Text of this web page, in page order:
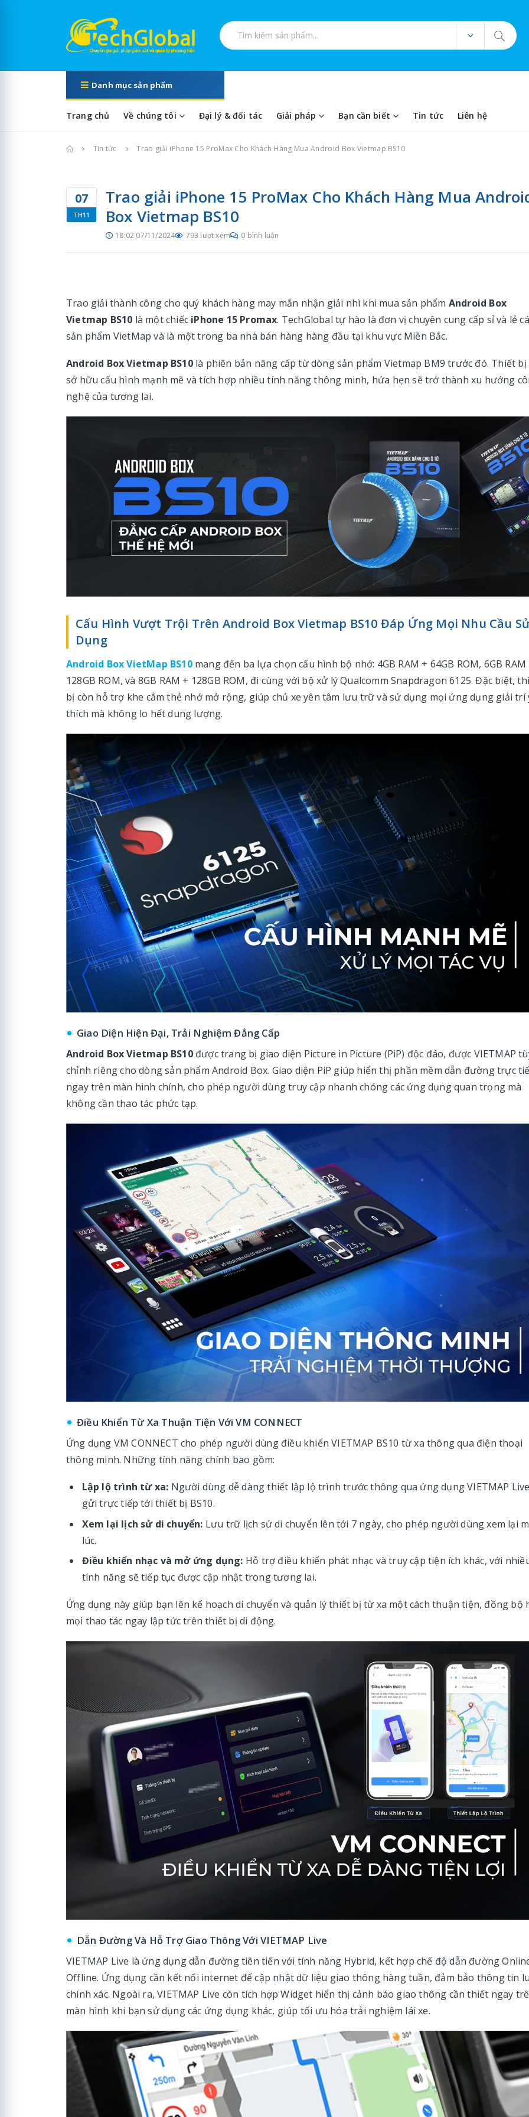
Tìm kiếm sản phẩm
Danh mục sản phẩm
Trang chủ Về chúng tôi Đại lý & đối tác Giải pháp Bạn cần biết Tin tức Liên hệ
Trang chủ
Tin tức Trao giải iPhone 15 ProMax Cho Khách Hàng Mua Android Box Vietmap BS10
07
TH11
Trao giải iPhone 15 ProMax Cho Khách Hàng Mua
Box Vietmap BS10
18:02 07/11/2024 793 lượt xem 0 bình luận
Trao giải thành công cho quý khách hàng may mắn nhận giải nhì khi mua sản phẩm Android Box
Vietmap BS10 là một chiếc iPhone 15 Promax. TechGlobal tự hào là đơn vị chuyên cung cấp sỉ và lẻ
sản phẩm VietMap và là một trong ba nhà bán hàng hàng đầu tại khu vực Miền Bắc.
Android Box Vietmap BS10là phiên bản nâng cấp từ dòng sản phẩm Vietmap BM9 trước đó. Thiết bị
sở hữu cấu hình mạnh mẽ và tích hợp nhiều tính năng thông minh, hứa hẹn sẽ trở thành xu hướng
nghệ của tương lai.
Cấu Hình Vượt Trội Trên Android Box Vietmap BS10 Đáp Ứng Mọi Nhu Cầu
Dụng
Android Box VietMap BS10mang đến ba lựa chọn cấu hình bộ nhớ: 4GB RAM + 64GB ROM, 6GB RAM
128GB ROM, và 8GB RAM + 128GB ROM, đi cùng với bộ xử lý Qualcomm Snapdragon 6125. Đặc biệt,
bị còn hỗ trợ khe cắm thẻ nhớ mở rộng, giúp chủ xe yên tâm lưu trữ và sử dụng mọi ứng dụng giải trí
thích mà không lo hết dung lượng.
Giao Diện Hiện Đại, Trải Nghiệm Đẳng Cấp
Android Box Vietmap BS10được trang bị giao diện Picture in Picture (PiP) độc đáo, được VIETMAP
chỉnh riêng cho dòng sản phẩm Android Box. Giao diện PiP giúp hiển thị phần mềm dẫn đường trực
ngay trên màn hình chính, cho phép người dùng truy cập nhanh chóng các ứng dụng quan trọng mà
không cần thao tác phức tạp.
Điều Khiển Từ Xa Thuận Tiện Với VM CONNECT
Ứng dụng VM CONNECT cho phép người dùng điều khiển VIETMAP BS10 từ xa thông qua điện thoại
thông minh. Những tính năng chính bao gồm:
Lập lộ trình từ xa: Người dùng dễ dàng thiết lập lộ trình trước thông qua ứng dụng VIETMAP
gửi trực tiếp tới thiết bị BS10.
Xem lại lịch sử di chuyển: Lưu trữ lịch sử di chuyển lên tới 7 ngày, cho phép người dùng xem lại
lúc.
Điều khiển nhạc và mở ứng dụng: Hỗ trợ điều khiển phát nhạc và truy cập tiện ích khác, với
tính năng sẽ tiếp tục được cập nhật trong tương lai.
Ứng dụng này giúp bạn lên kế hoạch di chuyển và quản lý thiết bị từ xa một cách thuận tiện, đồng bộ
mọi thao tác ngay lập tức trên thiết bị di động.
Dẫn Đường Và Hỗ Trợ Giao Thông Với VIETMAP Live
VIETMAP Live là ứng dụng dẫn đường tiên tiến với tính năng Hybrid, kết hợp chế độ dẫn đường
Offline. Ứng dụng cần kết nối internet để cập nhật dữ liệu giao thông hàng tuần, đảm bảo thông tin
chính xác. Ngoài ra, VIETMAP Live còn tích hợp Widget hiển thị cảnh báo giao thông cần thiết ngay
màn hình khi bạn sử dụng các ứng dụng khác, giúp tối ưu hóa trải nghiệm lái xe.